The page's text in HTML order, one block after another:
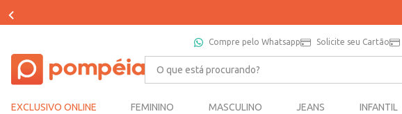
Compre pelo Whatsapp Solicite seu Cartão
O que está procurando?
EXCLUSIVO ONLINE FEMININO MASCULINO JEANS INFANTIL